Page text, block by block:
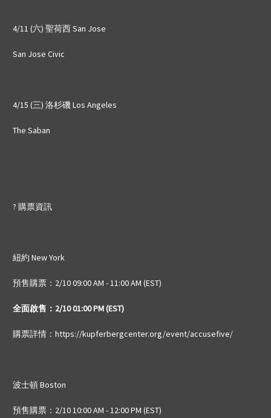
4/11 (六) 聖荷西 San Jose
San Jose Civic
4/15 (三) 洛杉磯 Los Angeles
The Saban
? 購票資訊
紐約 New York
預售購票 ：2/10 09:00 AM - 11:00 AM (EST)
全面啟售：2/10 01:00 PM (EST)
購票詳情：https://kupferbergcenter.org/event/accusefive/
波士頓 Boston
預售購票 ：2/10 10:00 AM - 12:00 PM (EST)